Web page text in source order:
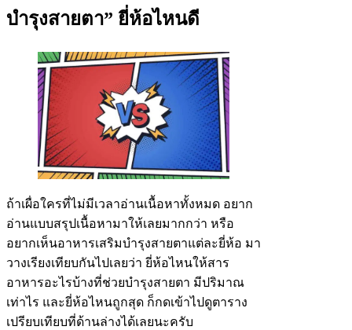
บำรุงสายตา” ยี่ห้อไหนดี
ถ้าเผื่อใครที่ไม่มีเวลาอ่านเนื้อหาทั้งหมด อยาก
อ่านแบบสรุปเนื้อหามาให้เลยมากกว่า หรือ
อยากเห็นอาหารเสริมบำรุงสายตาแต่ละยี่ห้อ มา
วางเรียงเทียบกันไปเลยว่า ยี่ห้อไหนให้สาร
อาหารอะไรบ้างที่ช่วยบำรุงสายตา มีปริมาณ
เท่าไร และยี่ห้อไหนถูกสุด ก็กดเข้าไปดูตาราง
เปรียบเทียบที่ด้านล่างได้เลยนะครับ